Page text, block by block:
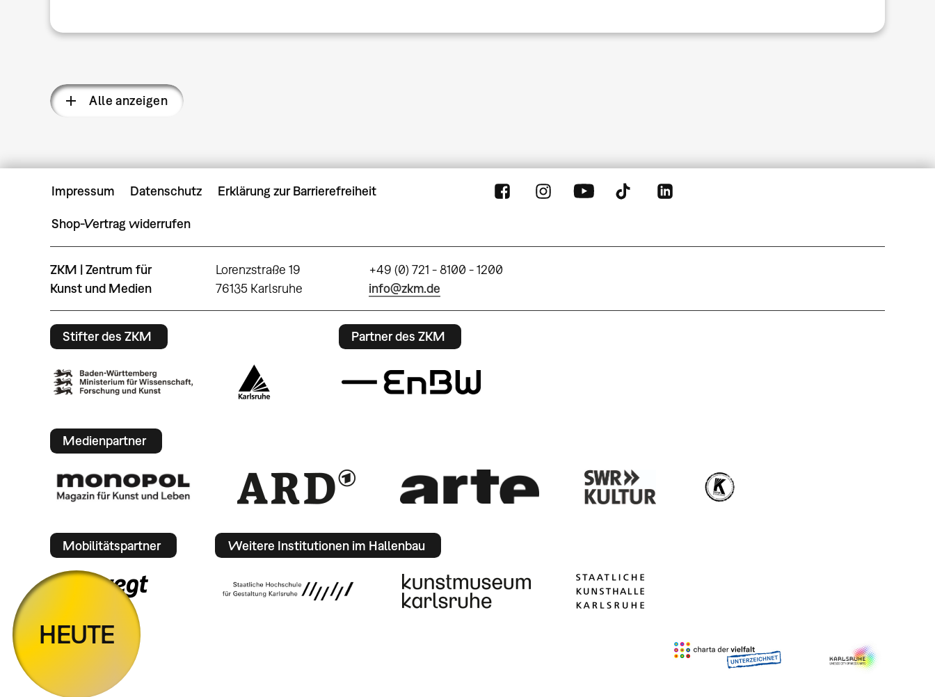
Alle anzeigen
Impressum Datenschutz Erklärung zur Barrierefreiheit
Shop-Vertrag widerrufen
ZKM | Zentrum für
Kunst und Medien
Lorenzstraße 19
76135 Karlsruhe
+49 (0) 721 - 8100 - 1200
info@zkm.de
Stifter des ZKM Partner des ZKM
Medienpartner
Mobilitätspartner Weitere Institutionen im Hallenbau
HEUTE